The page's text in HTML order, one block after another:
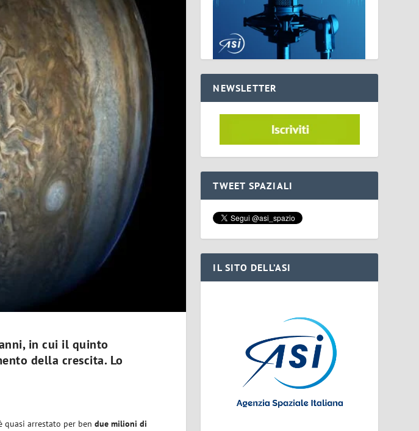
in cui il quinto
della crescita. Lo
quasi arrestato per bendue milioni di
NEWSLETTER
TWEET SPAZIALI
IL SITO DELL’ASI